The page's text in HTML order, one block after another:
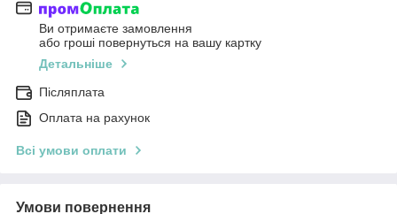
Ви отримаєте замовлення
або гроші повернуться на вашу картку
Детальніше
Післяплата
Оплата на рахунок
Всі умови оплати
Умови повернення